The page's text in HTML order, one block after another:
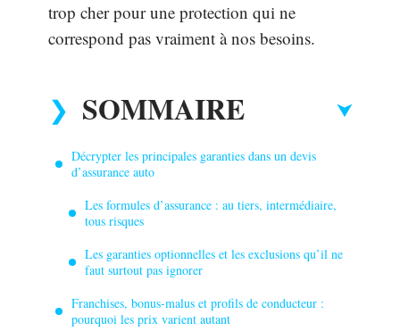
trop cher pour une protection qui ne
correspond pas vraiment à nos besoins.
SOMMAIRE
Décrypter les principales garanties dans un devis
d’assurance auto
Les formules d’assurance : au tiers, intermédiaire,
tous risques
Les garanties optionnelles et les exclusions qu’il ne
faut surtout pas ignorer
Franchises, bonus-malus et profils de conducteur :
pourquoi les prix varient autant